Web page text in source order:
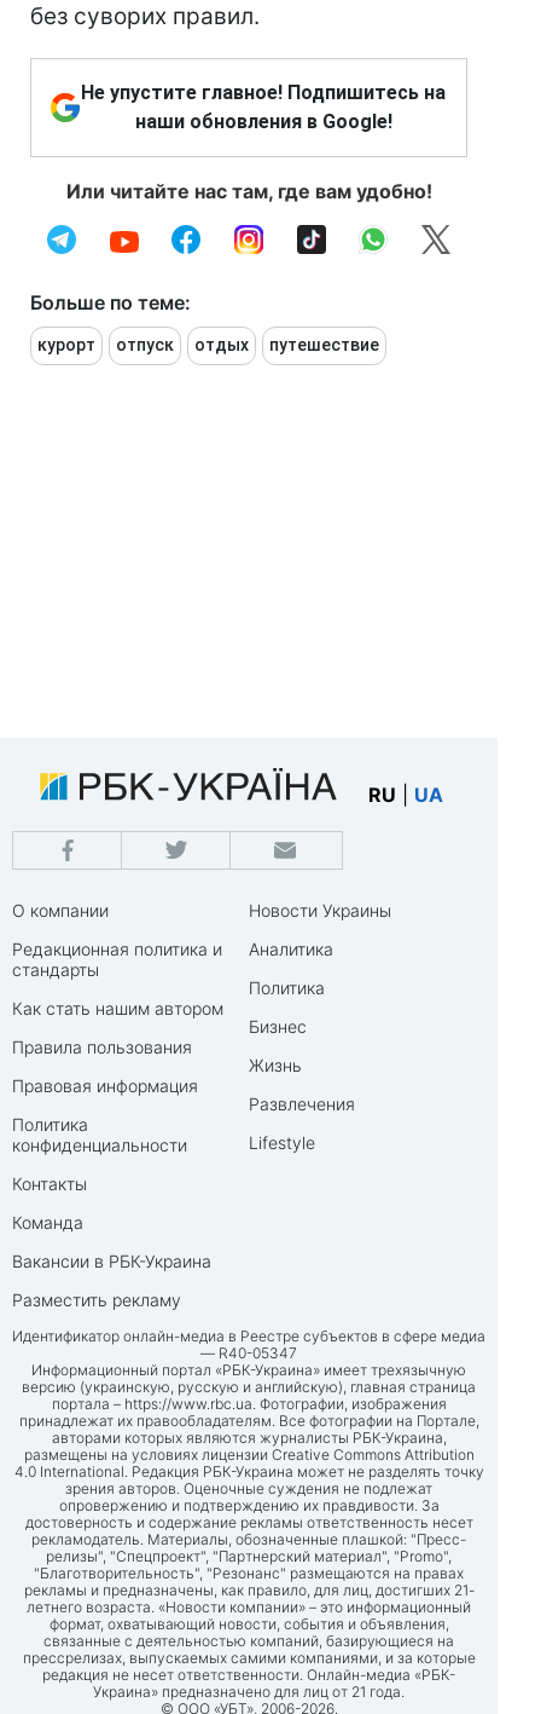
без суворих правил.
Не упустите главное! Подпишитесь на
наши обновления в Google!
Или читайте нас там, где вам удобно!
Больше по теме:
курорт отпуск отдых путешествие
RU UA
О компании
Редакционная политика и
стандарты
Как стать нашим автором
Правила пользования
Правовая информация
Политика
конфиденциальности
Контакты
Команда
Вакансии в РБК-Украина
Разместить рекламу
Новости Украины
Аналитика
Политика
Бизнес
Жизнь
Развлечения
Lifestyle
Идентификатор онлайн-медиа в Реестре субъектов в сфере медиа
— R40-05347
Информационный портал «РБК-Украина» имеет трехязычную
версию (украинскую, русскую и английскую), главная страница
портала – https://www.rbc.ua . Фотографии, изображения
принадлежат их правообладателям. Все фотографии на Портале,
авторами которых являются журналисты РБК-Украина,
размещены на условиях лицензии Creative Commons Attribution
4.0 International. Редакция РБК-Украина может не разделять точку
зрения авторов. Оценочные суждения не подлежат
опровержению и подтверждению их правдивости. За
достоверность и содержание рекламы ответственность несет
рекламодатель. Материалы, обозначенные плашкой: "Пресс-
релизы", "Спецпроект", "Партнерский материал", "Promo",
"Благотворительность", "Резонанс" размещаются на правах
рекламы и предназначены, как правило, для лиц, достигших 21-
летнего возраста. «Новости компании» – это информационный
формат, охватывающий новости, события и объявления,
связанные с деятельностью компаний, базирующиеся на
прессрелизах, выпускаемых самими компаниями, и за которые
редакция не несет ответственности. Онлайн-медиа «РБК-
Украина» предназначено для лиц от 21 года.
© ООО «УБТ», 2006-2026.